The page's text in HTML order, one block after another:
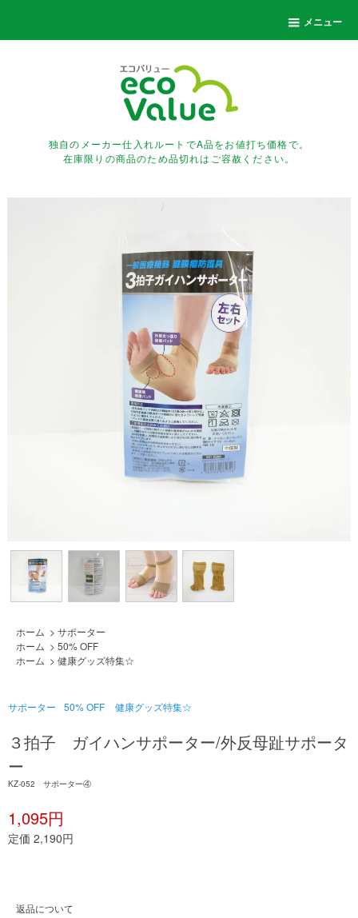
メニュー
独自のメーカー仕入れルートでA品をお値打ち価格で。
在庫限りの商品のため品切れはご容赦ください。
ホーム > サポーター
ホーム > 50% OFF
ホーム > 健康グッズ特集☆
サポーター 50% OFF 健康グッズ特集☆
３拍子 ガイハンサポーター/外反母趾サポータ
ー
KZ-052 サポーター④
1,095円
定価 2,190円
返品について